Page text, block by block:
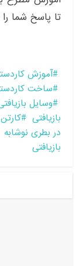
تا پاسخ شما
آموزش
ساخت
وسایل
بازیافتی
در بطری نوشابه
بازیافتی